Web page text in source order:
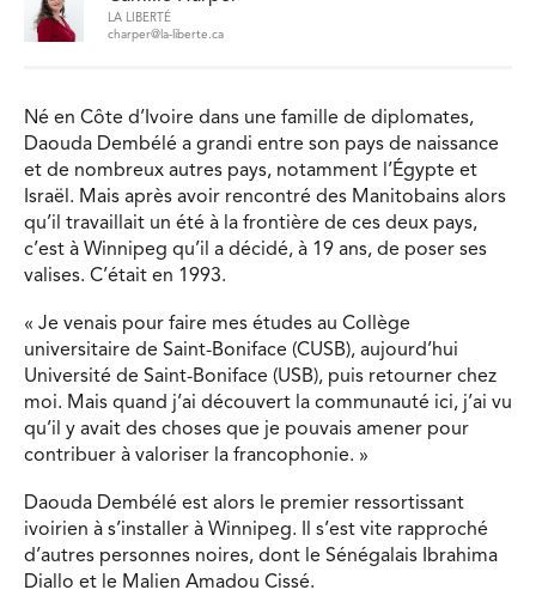
LA LIBERTÉ
charper@la-liberte.ca
Né en Côte d’Ivoire dans une famille de diplomates,
Daouda Dembélé a grandi entre son pays de naissance
et de nombreux autres pays, notamment l’Égypte et
Israël. Mais après avoir rencontré des Manitobains alors
qu’il travaillait un été à la frontière de ces deux pays,
c’est à Winnipeg qu’il a décidé, à 19 ans, de poser ses
valises. C’était en 1993.
« Je venais pour faire mes études au Collège
universitaire de Saint-Boniface (CUSB), aujourd’hui
Université de Saint-Boniface (USB), puis retourner chez
moi. Mais quand j’ai découvert la communauté ici, j’ai vu
qu’il y avait des choses que je pouvais amener pour
contribuer à valoriser la francophonie. »
Daouda Dembélé est alors le premier ressortissant
ivoirien à s’installer à Winnipeg. Il s’est vite rapproché
d’autres personnes noires, dont le Sénégalais Ibrahima
Diallo et le Malien Amadou Cissé.